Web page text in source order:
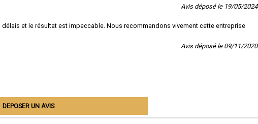
Avis déposé le 19/05/2024
et le résultat est impeccable. Nous recommandons vivement cette entreprise
Avis déposé le 09/11/2020
DEPOSER UN AVIS